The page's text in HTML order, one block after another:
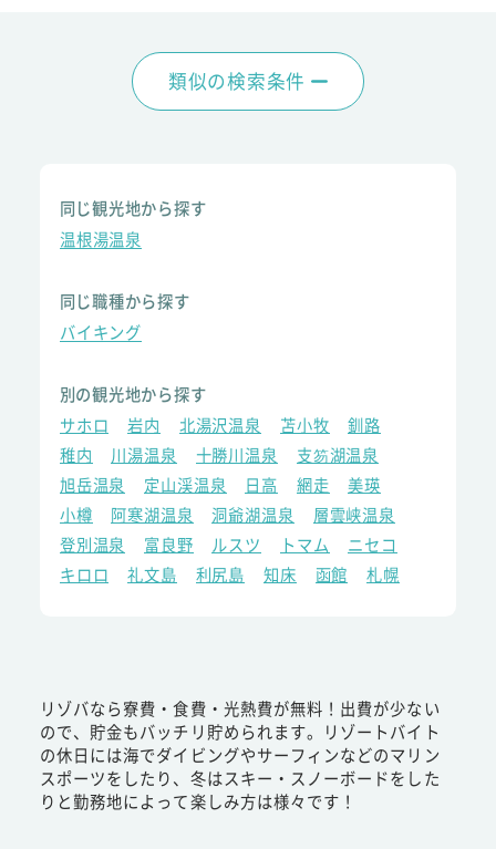
類似の検索条件
同じ観光地から探す
温根湯温泉
同じ職種から探す
バイキング
別の観光地から探す
サホロ
岩内 北湯沢温泉 苫小牧
釧路
稚内
川湯温泉 十勝川温泉
支笏湖温泉
旭岳温泉
定山渓温泉 日高 網走
美瑛
小樽
阿寒湖温泉 洞爺湖温泉
層雲峡温泉
登別温泉
富良野 ルスツ トマム
ニセコ
キロロ
礼文島 利尻島 知床 函館 札幌
リゾバなら寮費・食費・光熱費が無料！出費が少ない
ので、貯金もバッチリ貯められます。リゾートバイト
の休日には海でダイビングやサーフィンなどのマリン
スポーツをしたり、冬はスキー・スノーボードをした
りと勤務地によって楽しみ方は様々です！